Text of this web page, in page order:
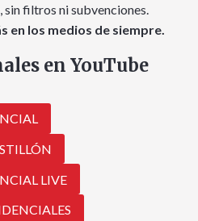
filtros ni subvenciones.
en los medios de siempre.
en YouTube
LIVE